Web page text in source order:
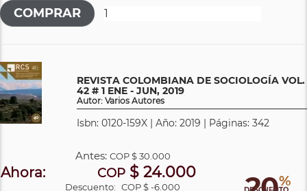
REVISTA COLOMBIANA DE SOCIOLOGÍA VOL.
42 # 1 ENE - JUN, 2019
Autor: Varios Autores
Isbn: 0120-159X | Año: 2019 | Páginas: 342
%
Antes: COP$ 30.000
Ahora: COP $ 24.000
Descuento: COP $ -6.000